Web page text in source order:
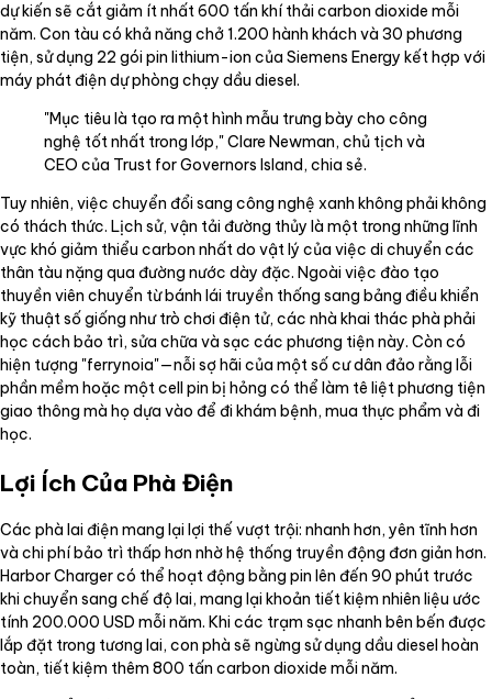
dự kiến sẽ cắt giảm ít nhất 600 tấn khí thải carbon dioxide mỗi
năm. Con tàu có khả năng chở 1.200 hành khách và 30 phương
tiện, sử dụng 22 gói pin lithium-ion của Siemens Energy kết hợp với
máy phát điện dự phòng chạy dầu diesel.
"Mục tiêu là tạo ra một hình mẫu trưng bày cho công
nghệ tốt nhất trong lớp," Clare Newman, chủ tịch và
CEO của Trust for Governors Island, chia sẻ.
Tuy nhiên, việc chuyển đổi sang công nghệ xanh không phải không
có thách thức. Lịch sử, vận tải đường thủy là một trong những lĩnh
vực khó giảm thiểu carbon nhất do vật lý của việc di chuyển các
thân tàu nặng qua đường nước dày đặc. Ngoài việc đào tạo
thuyền viên chuyển từ bánh lái truyền thống sang bảng điều khiển
kỹ thuật số giống như trò chơi điện tử, các nhà khai thác phà phải
học cách bảo trì, sửa chữa và sạc các phương tiện này. Còn có
hiện tượng "ferrynoia"—nỗi sợ hãi của một số cư dân đảo rằng lỗi
phần mềm hoặc một cell pin bị hỏng có thể làm tê liệt phương tiện
giao thông mà họ dựa vào để đi khám bệnh, mua thực phẩm và đi
học.
Lợi Ích Của Phà Điện
Các phà lai điện mang lại lợi thế vượt trội: nhanh hơn, yên tĩnh hơn
và chi phí bảo trì thấp hơn nhờ hệ thống truyền động đơn giản hơn.
Harbor Charger có thể hoạt động bằng pin lên đến 90 phút trước
khi chuyển sang chế độ lai, mang lại khoản tiết kiệm nhiên liệu ước
tính 200.000 USD mỗi năm. Khi các trạm sạc nhanh bên bến được
lắp đặt trong tương lai, con phà sẽ ngừng sử dụng dầu diesel hoàn
toàn, tiết kiệm thêm 800 tấn carbon dioxide mỗi năm.